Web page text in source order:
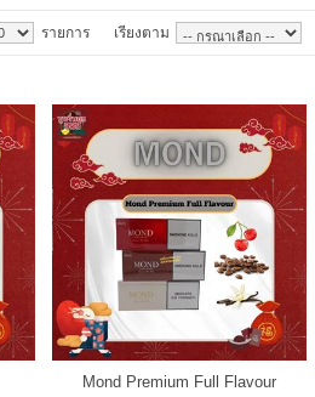
เรียงตาม
รายการ
Mond Premium Full Flavour